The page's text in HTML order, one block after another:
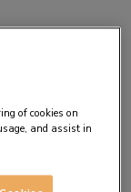
of cookies on
and assist in